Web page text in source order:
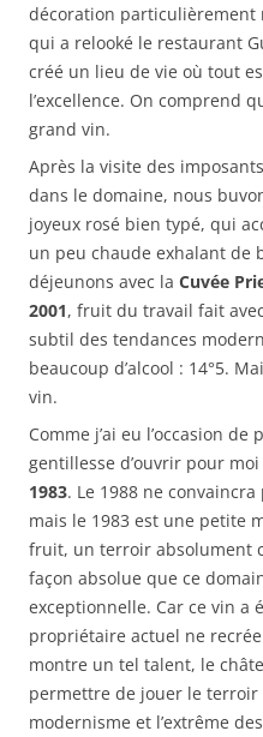
décoration particulièrement
qui a relooké le restaurant
créé un lieu de vie où tout
l’excellence. On comprend
grand vin.
Après la visite des
dans le domaine, nous
joyeux rosé bien typé, qui
un peu chaude exhalant de
déjeunons avec la Cuvée
2001, fruit du travail fait
subtil des tendances
beaucoup d’alcool : 14°5.
vin.
Comme j’ai eu l’occasion
gentillesse d’ouvrir pour
1983. Le 1988 ne
mais le 1983 est une petite
fruit, un terroir absolument
façon absolue que ce
exceptionnelle. Car ce vin a
propriétaire actuel ne
montre un tel talent, le
permettre de jouer le
modernisme et l’extrême